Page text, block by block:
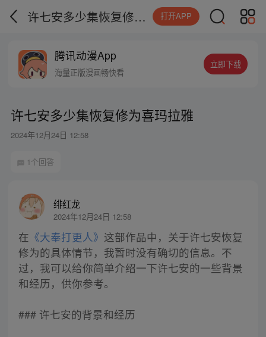
许七安多少集恢复修为喜玛拉雅 打开APP
腾讯动漫App
海量正版漫画畅快看
立即下载
许七安多少集恢复修为喜玛拉雅
2024年12月24日 12:58
1个回答
绯红龙
2024年12月24日 12:58
在 《大奉打更人》 这部作品中，关于许七安恢复
修为的具体情节，我暂时没有确切的信息。不
过，我可以给你简单介绍一下许七安的一些背景
和经历，供你参考。
### 许七安的背景和经历